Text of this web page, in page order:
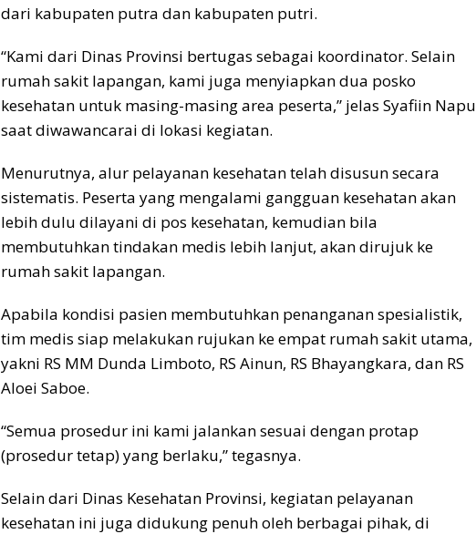
dari kabupaten putra dan kabupaten putri.
“Kami dari Dinas Provinsi bertugas sebagai koordinator. Selain
rumah sakit lapangan, kami juga menyiapkan dua posko
kesehatan untuk masing-masing area peserta,” jelas Syafiin Napu
saat diwawancarai di lokasi kegiatan.
Menurutnya, alur pelayanan kesehatan telah disusun secara
sistematis. Peserta yang mengalami gangguan kesehatan akan
lebih dulu dilayani di pos kesehatan, kemudian bila
membutuhkan tindakan medis lebih lanjut, akan dirujuk ke
rumah sakit lapangan.
Apabila kondisi pasien membutuhkan penanganan spesialistik,
tim medis siap melakukan rujukan ke empat rumah sakit utama,
yakni RS MM Dunda Limboto, RS Ainun, RS Bhayangkara, dan RS
Aloei Saboe.
“Semua prosedur ini kami jalankan sesuai dengan protap
(prosedur tetap) yang berlaku,” tegasnya.
Selain dari Dinas Kesehatan Provinsi, kegiatan pelayanan
kesehatan ini juga didukung penuh oleh berbagai pihak, di